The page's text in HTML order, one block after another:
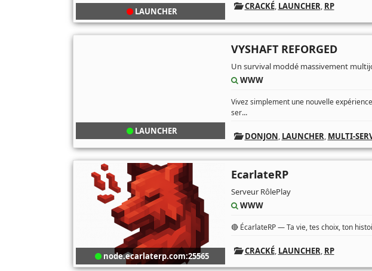
LAUNCHER CRACKÉ, LAUNCHER, RP
LAUNCHER
VYSHAFT REFORGED
Un survival moddé massivement
WWW
Vivez simplement une nouvelle
ser...
DONJON, LAUNCHER, MULTI-
node.ecarlaterp.com:25565
EcarlateRP
Serveur RôlePlay
WWW
🔴 ÉcarlateRP — Ta vie, tes choix, ton
CRACKÉ, LAUNCHER, RP